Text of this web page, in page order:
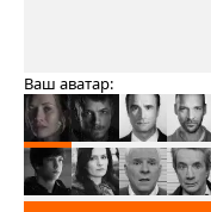
Ваш аватар: